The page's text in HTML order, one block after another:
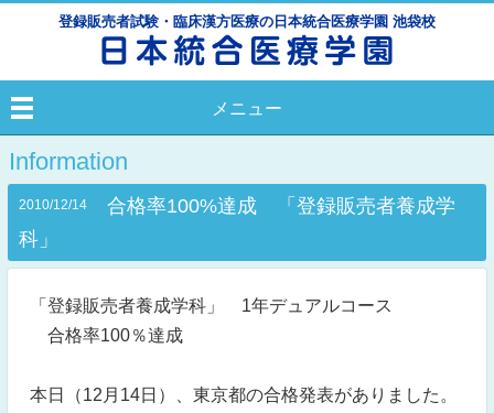
登録販売者試験・臨床漢方医療の日本統合医療学園 池袋校
メニュー
Information
2010/12/14
合格率100%達成 「登録販売者養成学
科」
「登録販売者養成学科」 1年デュアルコース
合格率100％達成
本日（12月14日）、東京都の合格発表がありました。